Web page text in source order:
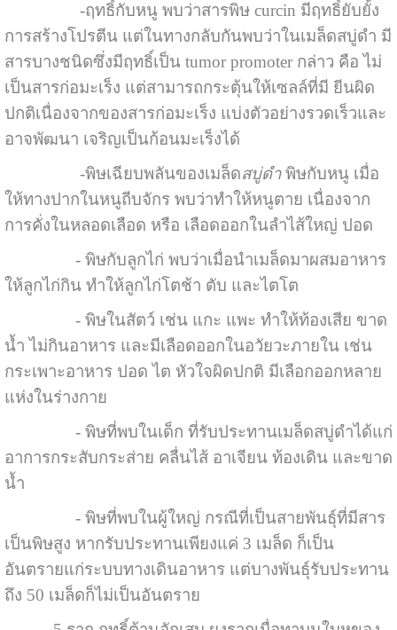
-ฤทธิ์กับหนู พบว่าสารพิษ curcin มีฤทธิ์ยับยั้ง
การสร้างโปรตีน แต่ในทางกลับกันพบว่าในเมล็ดสบู่ดำ มี
สารบางชนิดซึ่งมีฤทธิ์เป็น tumor promoter กล่าว คือ ไม่
เป็นสารก่อมะเร็ง แต่สามารถกระตุ้นให้เซลล์ที่มี ยีนผิด
ปกติเนื่องจากของสารก่อมะเร็ง แบ่งตัวอย่างรวดเร็วและ
อาจพัฒนา เจริญเป็นก้อนมะเร็งได้
-พิษเฉียบพลันของเมล็ดสบู่ดำ พิษกับหนู เมื่อ
ให้ทางปากในหนูถีบจักร พบว่าทำให้หนูตาย เนื่องจาก
การคั่งในหลอดเลือด หรือ เลือดออกในลำไส้ใหญ่ ปอด
- พิษกับลูกไก่ พบว่าเมื่อนำเมล็ดมาผสมอาหาร
ให้ลูกไก่กิน ทำให้ลูกไก่โตช้า ตับ และไตโต
- พิษในสัตว์ เช่น แกะ แพะ ทำให้ท้องเสีย ขาด
น้ำ ไม่กินอาหาร และมีเลือดออกในอวัยวะภายใน เช่น
กระเพาะอาหาร ปอด ไต หัวใจผิดปกติ มีเลือกออกหลาย
แห่งในร่างกาย
- พิษที่พบในเด็ก ที่รับประทานเมล็ดสบู่ดำได้แก่
อาการกระสับกระส่าย คลื่นไส้ อาเจียน ท้องเดิน และขาด
น้ำ
- พิษที่พบในผู้ใหญ่ กรณีที่เป็นสายพันธุ์ที่มีสาร
เป็นพิษสูง หากรับประทานเพียงแค่ 3 เมล็ด ก็เป็น
อันตรายแก่ระบบทางเดินอาหาร แต่บางพันธุ์รับประทาน
ถึง 50 เมล็ดก็ไม่เป็นอันตราย